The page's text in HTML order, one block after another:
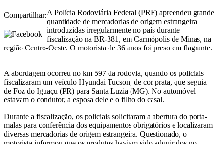
Compartilhar:A Polícia Rodoviária Federal (PRF) apreendeu grande
quantidade de mercadorias de origem estrangeira
introduzidas irregularmente no país durante
fiscalização na BR-381, em Carmópolis de Minas, na
região Centro-Oeste. O motorista de 36 anos foi preso em flagrante.
A abordagem ocorreu no km 597 da rodovia, quando os policiais
fiscalizaram um veículo Hyundai Tucson, de cor prata, que seguia
de Foz do Iguaçu (PR) para Santa Luzia (MG). No automóvel
estavam o condutor, a esposa dele e o filho do casal.
Durante a fiscalização, os policiais solicitaram a abertura do porta-
malas para conferência dos equipamentos obrigatórios e localizaram
diversas mercadorias de origem estrangeira. Questionado, o